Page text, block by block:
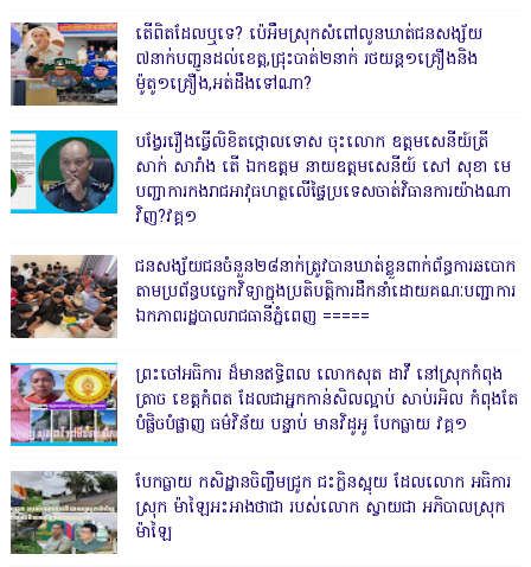
តើពិតដែលឬទេ? ប៉េអឹមស្រុកសំពៅលូនឃាត់ជនសង្ស័យ
៧នាក់បញ្ជូនដល់ខេត្ត,ជ្រុះបាត់២នាក់ រថយន្ត១គ្រឿងនិង
ម៉ូតូ១គ្រឿង,អត់ដឹងទៅណា?
បង្វែររឿងធ្វើលិខិតថ្កោលទោស ចុះលោក ឧត្តមសេនីយ៍ត្រី
សាក់ សារាំង តើ ឯកឧត្តម នាយឧត្តមសេនីយ៍ សៅ សុខា មេ
បញ្ជាការកងរាជអាវុធហត្ថលើផ្ទៃប្រទេសចាត់វិធានការយ៉ាងណា
វិញ?វគ្គ១
ជនសង្ស័យជនចំនួន២៨នាក់ត្រូវបានឃាត់ខ្លួនពាក់ព័ន្ធការឆបោក
តាមប្រព័ន្ធបច្ចេកវិទ្យាក្នុងប្រតិបត្តិការដឹកនាំដោយគណៈបញ្ជាការ
ឯកភាពរដ្ឋបាលរាជធានីភ្នំពេញ ‎=====
ព្រះចៅអធិការ ដ៏មានឥទ្ធិពល លោកសុត ដាវី នៅស្រុកកំពុង
ត្រាច ខេត្តកំពត ដែលជាអ្នកកាន់សិលល្អាប់ សាប់រអិល កំពុងតែ
បំផ្លិចបំផ្លាញ ធម៌វិន័យ បន្ទាប់ មានវិដូអូ បែកធ្លាយ វគ្គ១
បែកធ្លាយ កសិដ្ឋានចិញ្ចឹមជ្រូក ជះក្លិនស្អុយ ដែលលោក អធិការ
ស្រុក ម៉ាឡៃអះអាងថាជា របស់លោក ស្វាយជា អភិបាលស្រុក
ម៉ាឡៃ